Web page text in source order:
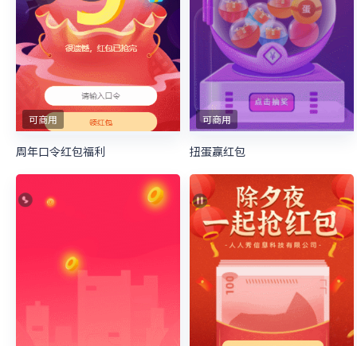
可商用
周年口令红包福利
可商用
扭蛋赢红包